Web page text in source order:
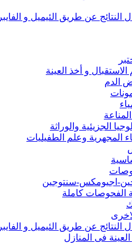
النتائج عن طریق الئیمیل و الفایبر
و أخذ العینة‌
الدم
الجزيئية والوراثة
المجهریة وعلم الطفيليات
اجيومكس-سنتوجين
الفحوصات كاملة
النتائج عن طریق الئیمیل و الفایبر
فی المنازل